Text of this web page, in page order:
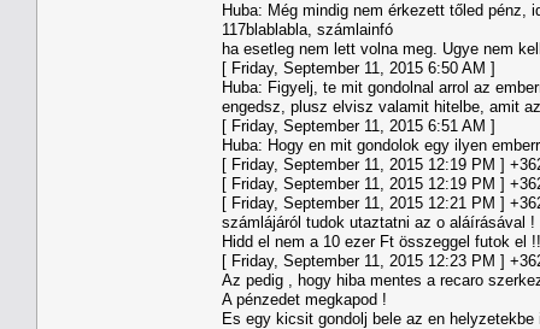
Huba: Még mindig nem érkezett tőled pénz,
117blablabla, számlainfó
ha esetleg nem lett volna meg. Ugye nem
[ Friday, September 11, 2015 6:50 AM ]
Huba: Figyelj, te mit gondolnal arrol az
engedsz, plusz elvisz valamit hitelbe, amit
[ Friday, September 11, 2015 6:51 AM ]
Huba: Hogy en mit gondolok egy ilyen
[ Friday, September 11, 2015 12:19 PM ]
[ Friday, September 11, 2015 12:19 PM ]
[ Friday, September 11, 2015 12:21 PM ]
számlájáról tudok utaztatni az o aláírásával
Hidd el nem a 10 ezer Ft összeggel futok el
[ Friday, September 11, 2015 12:23 PM ]
Az pedig , hogy hiba mentes a recaro
A pénzedet megkapod !
Es egy kicsit gondolj bele az en